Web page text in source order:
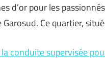
d’or pour les
Ce quartier,
conduite supervisée